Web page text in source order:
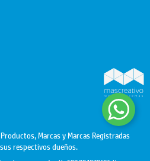
Marcas y Marcas Registradas
respectivos dueños.